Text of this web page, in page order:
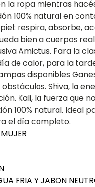
la ropa mientras
100% natural en
respira, absorbe,
bien a cuerpos
Amictus. Para la
de calor, para la
disponibles
Shiva, la
Kali, la fuerza que
100% natural. Ideal
el día completo.
FRIA Y JABON